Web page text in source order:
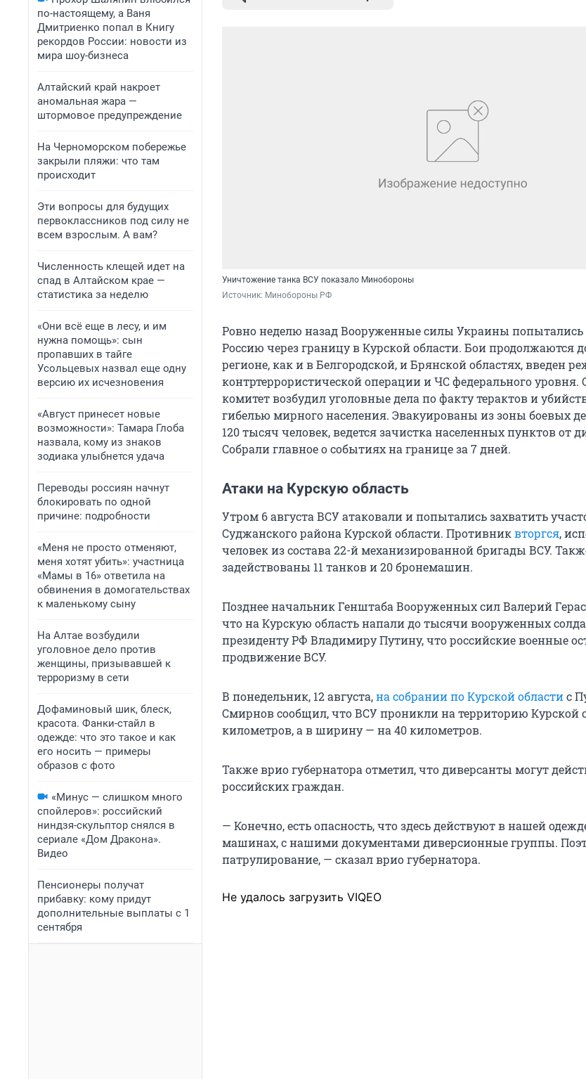
по-настоящему, а Ваня
Дмитриенко попал в Книгу
рекордов России: новости из
мира шоу-бизнеса
Алтайский край накроет
аномальная жара —
штормовое предупреждение
На Черноморском побережье
закрыли пляжи: что там
происходит
Эти вопросы для будущих
первоклассников под силу не
всем взрослым. А вам?
Численность клещей идет на
спад в Алтайском крае —
статистика за неделю
«Они всё еще в лесу, и им
нужна помощь»: сын
пропавших в тайге
Усольцевых назвал еще одну
версию их исчезновения
«Август принесет новые
возможности»: Тамара Глоба
назвала, кому из знаков
зодиака улыбнется удача
Переводы россиян начнут
блокировать по одной
причине: подробности
«Меня не просто отменяют,
меня хотят убить»: участница
«Мамы в 16» ответила на
обвинения в домогательствах
к маленькому сыну
На Алтае возбудили
уголовное дело против
женщины, призывавшей к
терроризму в сети
Дофаминовый шик, блеск,
красота. Фанки-стайл в
одежде: что это такое и как
его носить — примеры
образов с фото
«Минус — слишком много
спойлеров»: российский
ниндзя-скульптор снялся в
сериале «Дом Дракона».
Видео
Пенсионеры получат
прибавку: кому придут
дополнительные выплаты с 1
сентября
Уничтожение танка ВСУ показало Минобороны
Источник: Минобороны РФ
Ровно неделю назад Вооруженные силы Украины попытались
Россию через границу в Курской области. Бои продолжаются
регионе, как и в Белгородской, и Брянской областях, введен
контртеррористической операции и ЧС федерального уровня.
комитет возбудил уголовные дела по факту терактов и
гибелью мирного населения. Эвакуированы из зоны боевых
120 тысяч человек, ведется зачистка населенных пунктов от
Собрали главное о событиях на границе за 7 дней.
Атаки на Курскую область
Утром 6 августа ВСУ атаковали и попытались захватить
Суджанского района Курской области. Противниквторгся,
человек из состава 22-й механизированной бригады ВСУ.
задействованы 11 танков и 20 бронемашин.
Позднее начальник Генштаба Вооруженных сил Валерий
что на Курскую область напали до тысячи вооруженных
президенту РФ Владимиру Путину, что российские военные
продвижение ВСУ.
В понедельник, 12 августа,на собрании по Курской областис
Смирнов сообщил, что ВСУ проникли на территорию Курской
километров, а в ширину — на 40 километров.
Также врио губернатора отметил, что диверсанты могут
российских граждан.
— Конечно, есть опасность, что здесь действуют в нашей
машинах, с нашими документами диверсионные группы.
патрулирование, — сказал врио губернатора.
Не удалось загрузить VIQEO